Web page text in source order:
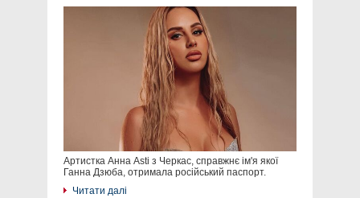
Артистка Анна Asti з Черкас, справжнє ім'я якої
Ганна Дзюба, отримала російський паспорт.
Читати далі